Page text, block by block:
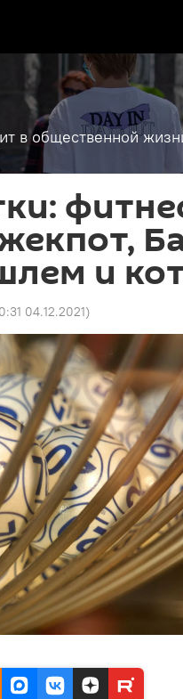
в общественной
и
04.12.2021)